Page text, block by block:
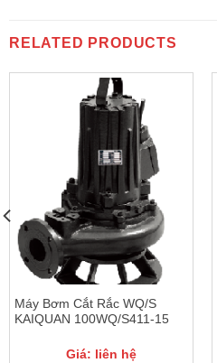
RELATED PRODUCTS
Máy Bơm Cắt Rắc WQ/S
KAIQUAN 100WQ/S411-15
Giá: liên hệ